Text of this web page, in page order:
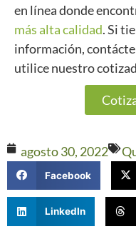
en línea donde
más alta calidad. Si
información,
utilice nuestro
agosto 30, 2022
Facebook
LinkedIn